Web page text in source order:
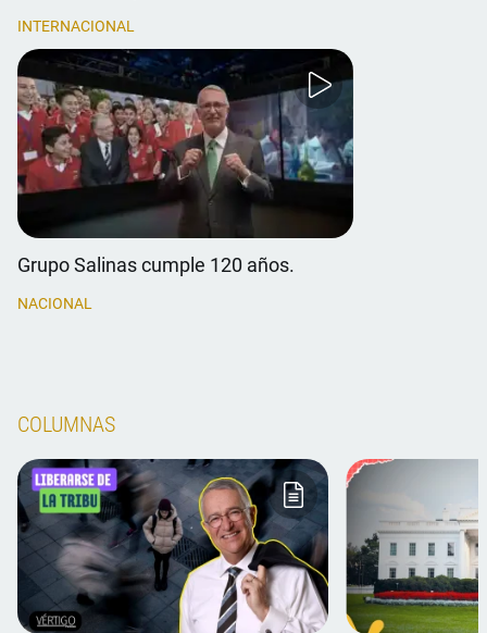
INTERNACIONAL
Grupo Salinas cumple 120 años.
NACIONAL
COLUMNAS